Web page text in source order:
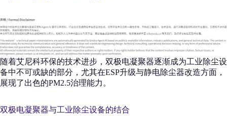
随着艾尼科环保的技术进步，双极电凝聚器逐渐成为工业除尘设
备中不可或缺的部分，尤其在ESP升级与静电除尘器改造方面，
展现了出色的PM2.5治理能力。
双极电凝聚器与工业除尘设备的结合